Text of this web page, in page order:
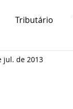
Tributário
jul. de 2013